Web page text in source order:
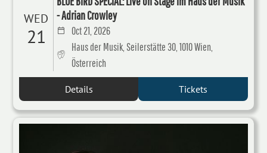
WED
21
- Adrian Crowley
Oct 21, 2026
Haus der Musik, Seilerstätte 30, 1010 Wien,
Österreich
Details Tickets